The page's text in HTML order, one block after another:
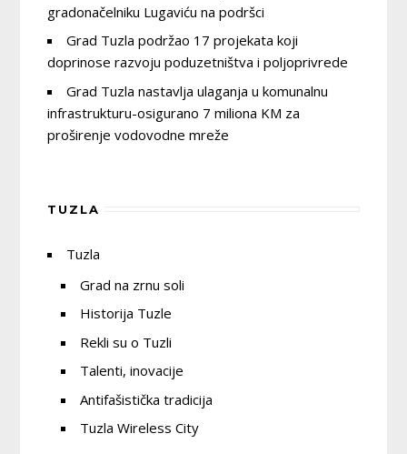
gradonačelniku Lugaviću na podršci
Grad Tuzla podržao 17 projekata koji
doprinose razvoju poduzetništva i poljoprivrede
Grad Tuzla nastavlja ulaganja u komunalnu
infrastrukturu-osigurano 7 miliona KM za
proširenje vodovodne mreže
TUZLA
Tuzla
Grad na zrnu soli
Historija Tuzle
Rekli su o Tuzli
Talenti, inovacije
Antifašistička tradicija
Tuzla Wireless City